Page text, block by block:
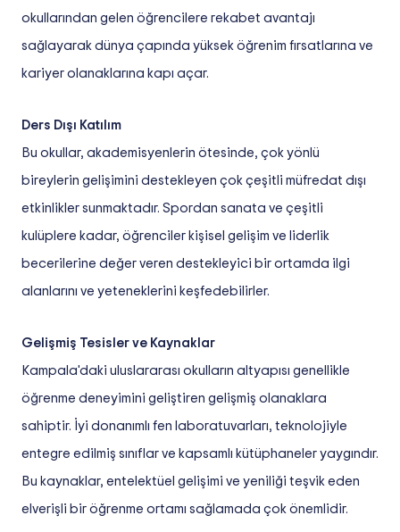
okullarından gelen öğrencilere rekabet avantajı
sağlayarak dünya çapında yüksek öğrenim fırsatlarına ve
kariyer olanaklarına kapı açar.
Ders Dışı Katılım
Bu okullar, akademisyenlerin ötesinde, çok yönlü
bireylerin gelişimini destekleyen çok çeşitli müfredat dışı
etkinlikler sunmaktadır. Spordan sanata ve çeşitli
kulüplere kadar, öğrenciler kişisel gelişim ve liderlik
becerilerine değer veren destekleyici bir ortamda ilgi
alanlarını ve yeteneklerini keşfedebilirler.
Gelişmiş Tesisler ve Kaynaklar
Kampala'daki uluslararası okulların altyapısı genellikle
öğrenme deneyimini geliştiren gelişmiş olanaklara
sahiptir. İyi donanımlı fen laboratuvarları, teknolojiyle
entegre edilmiş sınıflar ve kapsamlı kütüphaneler yaygındır.
Bu kaynaklar, entelektüel gelişimi ve yeniliği teşvik eden
elverişli bir öğrenme ortamı sağlamada çok önemlidir.